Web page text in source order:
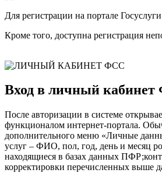
Для регистрации на портале
Кроме того, доступна регистрация
Вход в личный кабинет
После авторизации в системе
функционалом интернет-портала.
дополнительного меню «Личные
услуг – ФИО, пол, год, день и месяц
находящиеся в базах данных
корректировки перечисленных выше